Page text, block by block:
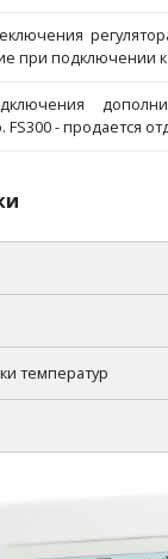
при подключении к
- продается
температур